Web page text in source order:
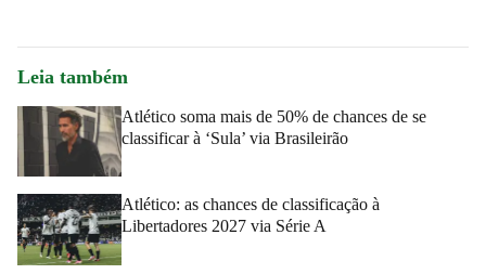
Leia também
Atlético soma mais de 50% de chances de se
classificar à ‘Sula’ via Brasileirão
Atlético: as chances de classificação à
Libertadores 2027 via Série A